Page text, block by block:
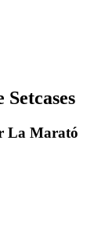
La Marató